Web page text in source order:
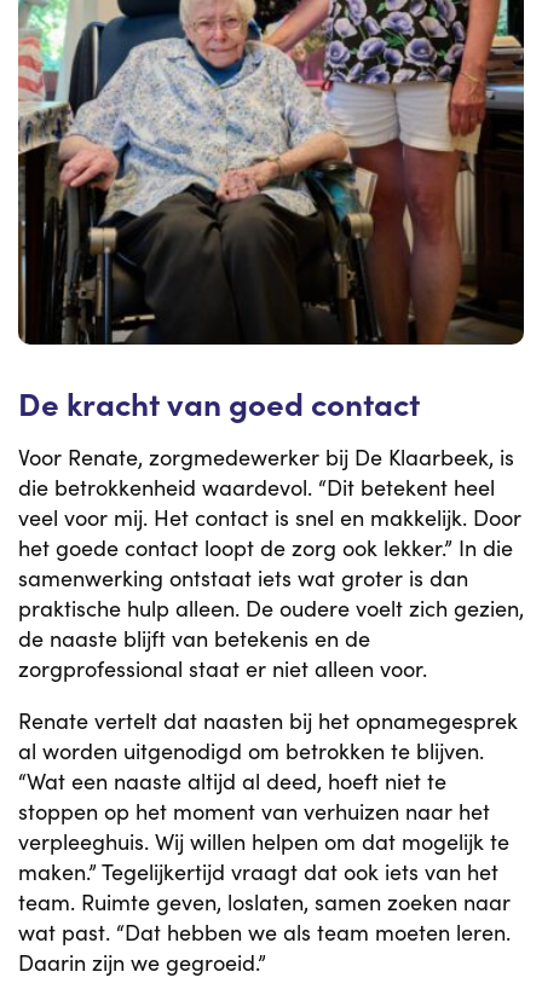
De kracht van goed contact
Voor Renate, zorgmedewerker bij De Klaarbeek, is
die betrokkenheid waardevol. “Dit betekent heel
veel voor mij. Het contact is snel en makkelijk. Door
het goede contact loopt de zorg ook lekker.” In die
samenwerking ontstaat iets wat groter is dan
praktische hulp alleen. De oudere voelt zich gezien,
de naaste blijft van betekenis en de
zorgprofessional staat er niet alleen voor.
Renate vertelt dat naasten bij het opnamegesprek
al worden uitgenodigd om betrokken te blijven.
“Wat een naaste altijd al deed, hoeft niet te
stoppen op het moment van verhuizen naar het
verpleeghuis. Wij willen helpen om dat mogelijk te
maken.” Tegelijkertijd vraagt dat ook iets van het
team. Ruimte geven, loslaten, samen zoeken naar
wat past. “Dat hebben we als team moeten leren.
Daarin zijn we gegroeid.”